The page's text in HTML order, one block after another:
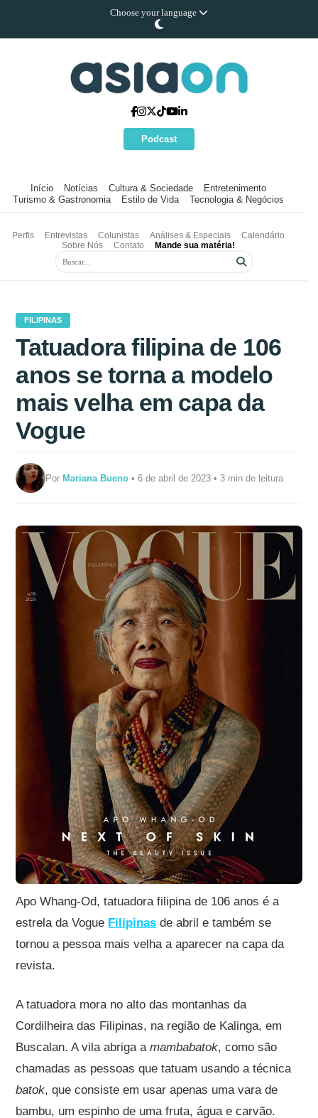
Choose your language
Podcast
Início Notícias Cultura & Sociedade
Entretenimento
Turismo & Gastronomia
Estilo de Vida Tecnologia & Negócios
Perfis Entrevistas Colunistas Análises & Especiais
Calendário
Sobre Nós
Contato Mande sua matéria!
FILIPINAS
Tatuadora filipina de 106
anos se torna a modelo
mais velha em capa da
Vogue
PorMariana Bueno • 6 de abril de 2023 • 3 min de leitura
Apo Whang-Od, tatuadora filipina de 106 anos é a
estrela da Vogue Filipinas de abril e também se
tornou a pessoa mais velha a aparecer na capa da
revista.
A tatuadora mora no alto das montanhas da
Cordilheira das Filipinas, na região de Kalinga, em
Buscalan. A vila abriga amambabatok, como são
chamadas as pessoas que tatuam usando a técnica
batok, que consiste em usar apenas uma vara de
bambu, um espinho de uma fruta, água e carvão.